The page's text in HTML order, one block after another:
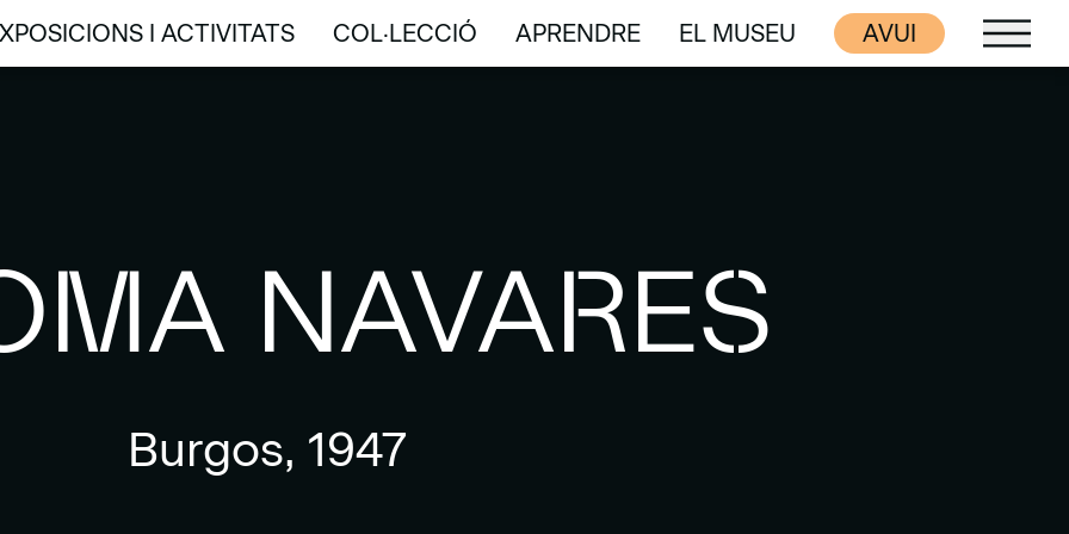
I ACTIVITATS
I ACTIVITATS
COL·LECCIÓ
COL·LECCIÓ
APRENDRE
APRENDRE
EL MUSEU
EL MUSEU
AVUI
NAVARES
Burgos, 1947